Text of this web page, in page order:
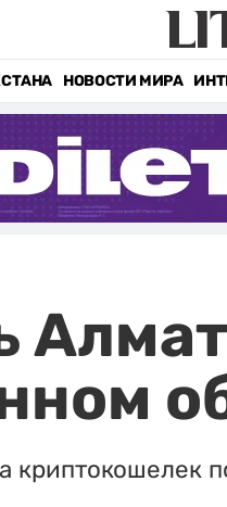
НОВОСТИ МИРА
криптокошелек